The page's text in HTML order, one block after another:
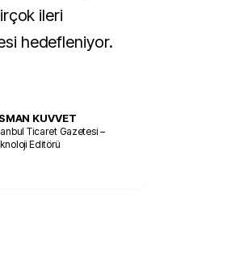
ileri
hedefleniyor.
KUVVET
Ticaret Gazetesi –
Editörü